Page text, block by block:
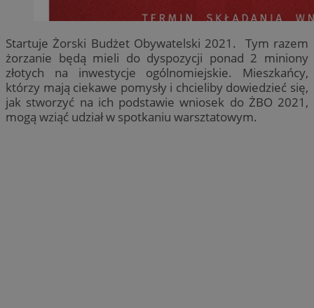
Startuje Żorski Budżet Obywatelski 2021. Tym razem
żorzanie będą mieli do dyspozycji ponad 2 miniony
złotych na inwestycje ogólnomiejskie. Mieszkańcy,
którzy mają ciekawe pomysły i chcieliby dowiedzieć się,
jak stworzyć na ich podstawie wniosek do ŻBO 2021,
mogą wziąć udział w spotkaniu warsztatowym.